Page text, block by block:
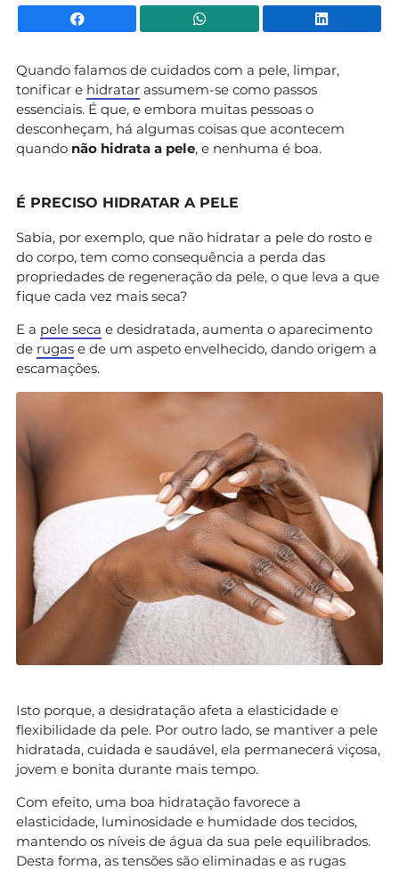
Facebook WhatsApp
Quando falamos de cuidados com a pele, limpar,
tonificar e hidratar assumem-se como passos
essenciais. É que, e embora muitas pessoas o
desconheçam, há algumas coisas que acontecem
quando não hidrata a pele, e nenhuma é boa.
É PRECISO HIDRATAR A PELE
Sabia, por exemplo, que não hidratar a pele do rosto e
do corpo, tem como consequência a perda das
propriedades de regeneração da pele, o que leva a que
fique cada vez mais seca?
E a pele seca e desidratada, aumenta o aparecimento
de rugas e de um aspeto envelhecido, dando origem a
escamações.
Isto porque, a desidratação afeta a elasticidade e
flexibilidade da pele. Por outro lado, se mantiver a pele
hidratada, cuidada e saudável, ela permanecerá viçosa,
jovem e bonita durante mais tempo.
Com efeito, uma boa hidratação favorece a
elasticidade, luminosidade e humidade dos tecidos,
mantendo os níveis de água da sua pele equilibrados.
Desta forma, as tensões são eliminadas e as rugas